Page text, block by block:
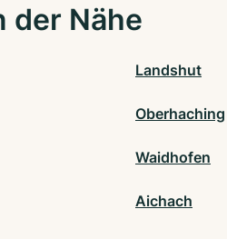
der Nähe
Landshut
Oberhaching
Waidhofen
Aichach